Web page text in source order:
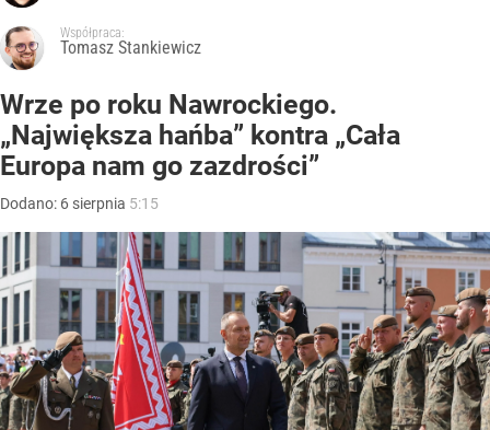
Współpraca:
Tomasz Stankiewicz
Wrze po roku Nawrockiego.
„Największa hańba” kontra „Cała
Europa nam go zazdrości”
Dodano: 6 sierpnia 5:15